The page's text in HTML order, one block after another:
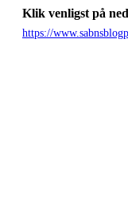
Klik venligst på
https://